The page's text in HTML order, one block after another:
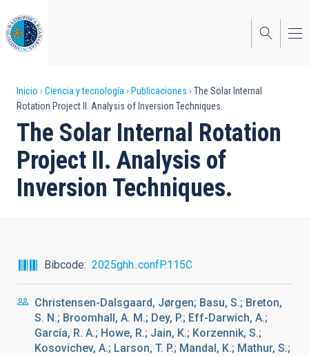
al
contenido
principal
Sobrescribir
enlaces
de
ayuda
a
Inicio Ciencia y tecnología Publicaciones
The Solar Internal
Rotation Project II. Analysis of Inversion Techniques.
The Solar Internal Rotation
Project II. Analysis of
Inversion Techniques.
Bibcode 2025ghh..confP.115C
Christensen-Dalsgaard, Jørgen; Basu, S.; Breton,
S. N.; Broomhall, A. M.; Dey, P.; Eff-Darwich, A.;
García, R. A.; Howe, R.; Jain, K.; Korzennik, S.;
Kosovichev, A.; Larson, T. P.; Mandal, K.; Mathur, S.;